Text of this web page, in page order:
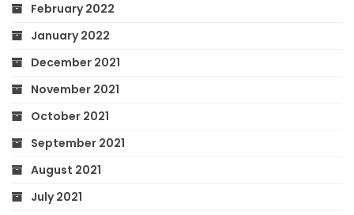
February 2022
January 2022
December 2021
November 2021
October 2021
September 2021
August 2021
July 2021